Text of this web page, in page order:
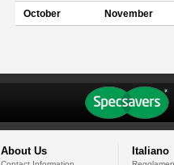
October November
About Us Italiano